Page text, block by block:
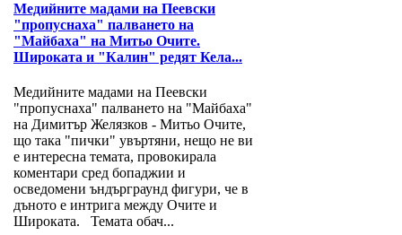
Медийните мадами на Пеевски
"пропуснаха" палването на
"Майбаха" на Митьо Очите.
Широката и "Калин" редят Кела...
Медийните мадами на Пеевски
"пропуснаха" палването на "Майбаха"
на Димитър Желязков - Митьо Очите,
що така "пички" увъртяни, нещо не ви
е интересна темата, провокирала
коментари сред бопаджии и
осведомени ъндърграунд фигури, че в
дъното е интрига между Очите и
Широката. Темата обач...